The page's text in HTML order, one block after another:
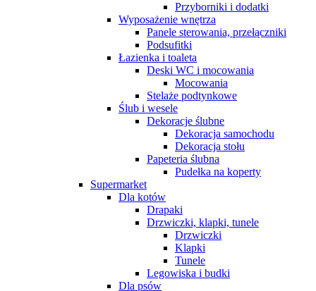
Przyborniki i dodatki
Wyposażenie wnętrza
Panele sterowania, przełączniki
Podsufitki
Łazienka i toaleta
Deski WC i mocowania
Mocowania
Stelaże podtynkowe
Ślub i wesele
Dekoracje ślubne
Dekoracja samochodu
Dekoracja stołu
Papeteria ślubna
Pudełka na koperty
Supermarket
Dla kotów
Drapaki
Drzwiczki, klapki, tunele
Drzwiczki
Klapki
Tunele
Legowiska i budki
Dla psów